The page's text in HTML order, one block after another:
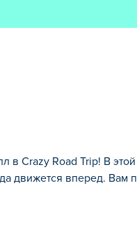
в Crazy Road Trip! В
движется вперед. Вам